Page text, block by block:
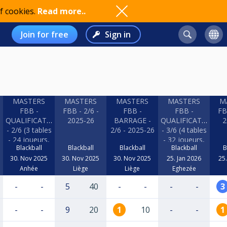
cookies. Read more..
Join for free Sign in
MASTERS
FBB -
QUALIFICATION
- 2/6 (3 tables
- 24 joueurs,
2KO) - SALLE
D ARMES
2025-26
Blackball
30. Nov 2025
Anhée
MASTERS
FBB - 2/6 -
2025-26
Blackball
30. Nov 2025
Liège
MASTERS
FBB -
BARRAGE -
2/6 - 2025-26
Blackball
30. Nov 2025
Liège
MASTERS
FBB -
QUALIFICATION
- 3/6 (4 tables
- 32 joueurs,
2KO) - BEZZY
Blackball
25. Jan 2026
Eghezée
- - 5 40 - - - - 3
- - 9 20 1 10 - - 1